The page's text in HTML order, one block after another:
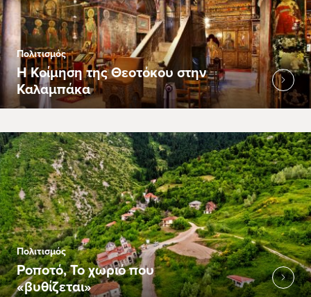
Πολιτισμός
Η Κοίμηση της Θεοτόκου στην
Καλαμπάκα
Πολιτισμός
Ροποτό, Το χωριό που
«βυθίζεται»